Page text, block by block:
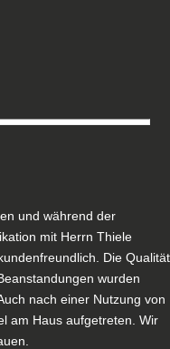
und während der
mit Herrn Thiele
Die Qualität
wurden
nach einer Nutzung von
am Haus aufgetreten. Wir